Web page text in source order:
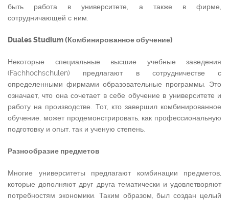
быть работа в университете, а также в фирме,
сотрудничающей с ним.
Duales Studium (Комбинированное обучение)
Некоторые специальные высшие учебные заведения
(Fachhochschulen) предлагают в сотрудничестве с
определенными фирмами образовательные программы. Это
означает, что она сочетает в себе обучение в университете и
работу на производстве. Тот, кто завершил комбинированное
обучение, может продемонстрировать, как профессиональную
подготовку и опыт, так и ученую степень.
Разнообразие предметов
Многие университеты предлагают комбинации предметов,
которые дополняют друг друга тематически и удовлетворяют
потребностям экономики. Таким образом, был создан целый